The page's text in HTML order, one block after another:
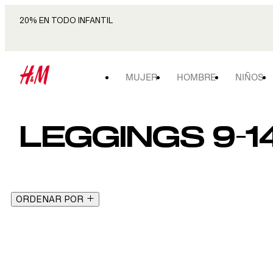
20% EN TODO INFANTIL
MUJER HOMBRE NIÑOS
LEGGINGS 9-
ORDENAR POR